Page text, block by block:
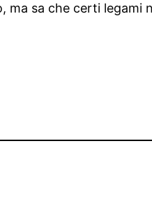
ma sa che certi legami